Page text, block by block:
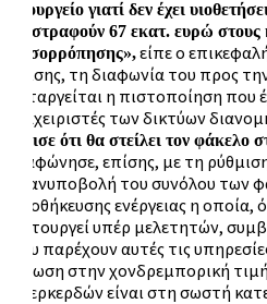
υπουργείο γιατί δεν έχει
επιστραφούν 67 εκατ. ευρώ
εξισορρόπησης»,είπε ο
επίσης, τη διαφωνία του προς
καταργείται η πιστοποίηση που
διαχειριστές των δικτύων
τόνισε ότι θα στείλει τον
Διαφώνησε, επίσης, με τη
επανυποβολή του συνόλου των
αποθήκευσης ενέργειας η
λειτουργεί υπέρ μελετητών,
που παρέχουν αυτές τις
μείωση στην χονδρεμπορική
υπερκερδών είναι στη σωστή